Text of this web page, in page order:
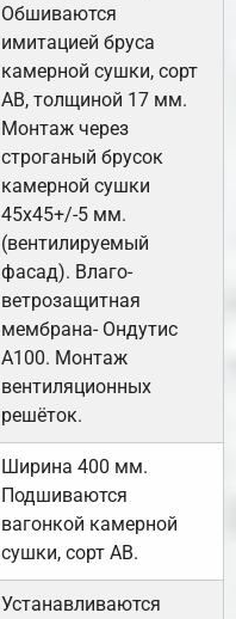
Обшиваются
имитацией бруса
камерной сушки, сорт
АВ, толщиной 17 мм.
Монтаж через
строганый брусок
камерной сушки
45х45+/-5 мм.
(вентилируемый
фасад). Влаго-
ветрозащитная
мембрана- Ондутис
А100. Монтаж
вентиляционных
решёток.
Ширина 400 мм.
Подшиваются
вагонкой камерной
сушки, сорт АВ.
Устанавливаются